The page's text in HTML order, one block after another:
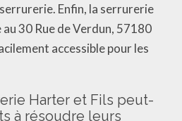
Enfin, la serrurerie
30 Rue de Verdun, 57180
accessible pour les
Harter et Fils peut-
à résoudre leurs